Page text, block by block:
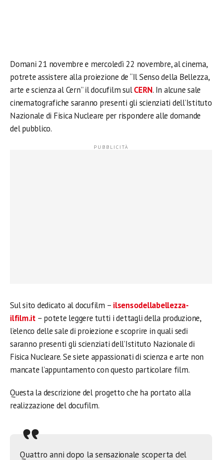
Domani 21 novembre e mercoledì 22 novembre, al cinema,
potrete assistere alla proiezione de “Il Senso della Bellezza,
arte e scienza al Cern” il docufilm sulCERN. In alcune sale
cinematografiche saranno presenti gli scienziati dell’Istituto
Nazionale di Fisica Nucleare per rispondere alle domande
del pubblico.
Sul sito dedicato al docufilm – ilsensodellabellezza-
ilfilm.it– potete leggere tutti i dettagli della produzione,
l’elenco delle sale di proiezione e scoprire in quali sedi
saranno presenti gli scienziati dell’Istituto Nazionale di
Fisica Nucleare. Se siete appassionati di scienza e arte non
mancate l’appuntamento con questo particolare film.
Questa la descrizione del progetto che ha portato alla
realizzazione del docufilm.
Quattro anni dopo la sensazionale scoperta del